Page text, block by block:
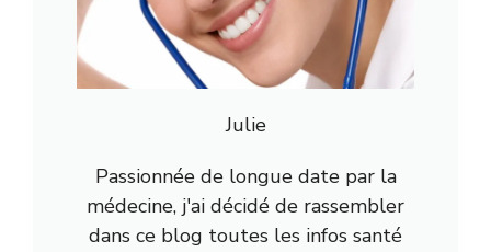
Julie
Passionnée de longue date par la
médecine, j'ai décidé de rassembler
dans ce blog toutes les infos santé